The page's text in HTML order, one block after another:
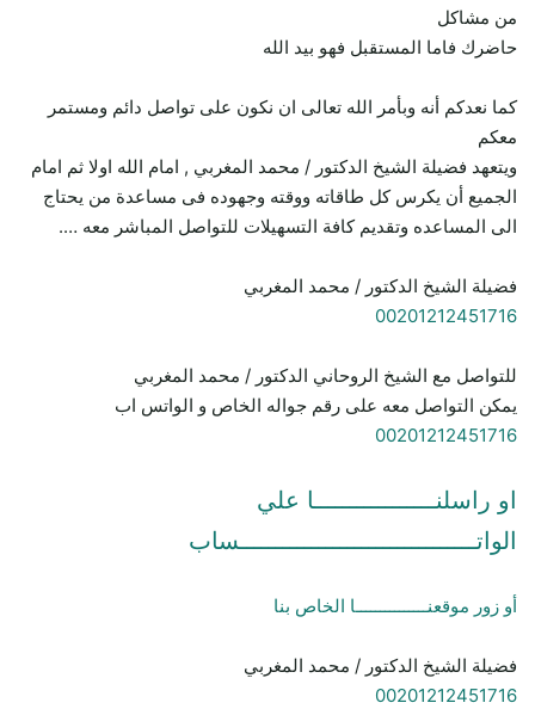
من مشاكل
حاضرك فاما المستقبل فهو بيد الله
كما نعدكم أنه وبأمر الله تعالى ان نكون على تواصل دائم ومستمر
معكم
ويتعهد فضيلة الشيخ الدكتور / محمد المغربي , امام الله اولا ثم امام
الجميع أن يكرس كل طاقاته ووقته وجهوده فى مساعدة من يحتاج
الى المساعده وتقديم كافة التسهيلات للتواصل المباشر معه ….
فضيلة الشيخ الدكتور / محمد المغربي
00201212451716
للتواصل مع الشيخ الروحاني الدكتور / محمد المغربي
يمكن التواصل معه على رقم جواله الخاص و الواتس اب
00201212451716
او راسلنـــــــــــــــــا علي
الواتـــــــــــــــــــــــــــــــــساب
أو زور موقعنـــــــــــــــا الخاص بنا
فضيلة الشيخ الدكتور / محمد المغربي
00201212451716